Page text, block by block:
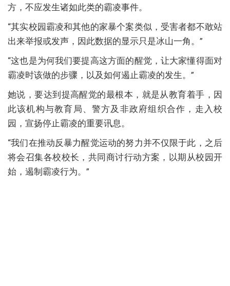
方，不应发生诸如此类的霸凌事件。
“其实校园霸凌和其他的家暴个案类似，受害者都不敢站
出来举报或发声，因此数据的显示只是冰山一角。”
“这也是为何我们要提高这方面的醒觉，让大家懂得面对
霸凌时该做的步骤，以及如何遏止霸凌的发生。”
她说，要达到提高醒觉的最根本，就是从教育着手，因
此该机构与教育局、警方及非政府组织合作，走入校
园，宣扬停止霸凌的重要讯息。
“我们在推动反暴力醒觉运动的努力并不仅限于此，之后
将会召集各校校长，共同商讨行动方案，以期从校园开
始，遏制霸凌行为。”